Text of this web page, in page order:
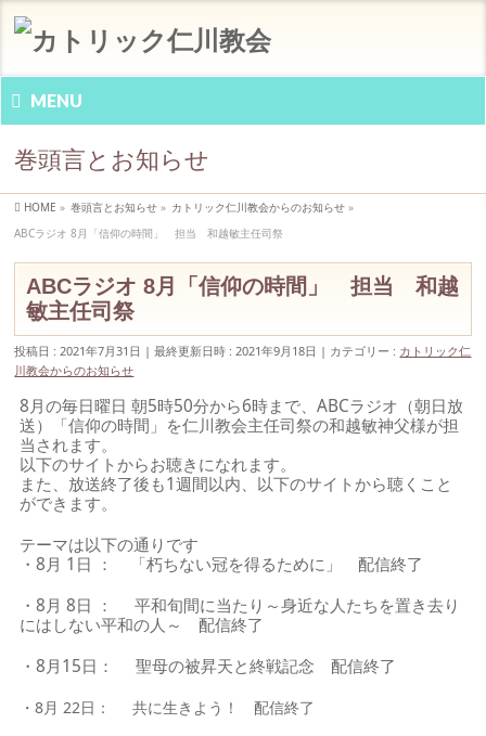
MENU
巻頭言とお知らせ
HOME » 巻頭言とお知らせ » カトリック仁川教会からのお知らせ »
ABCラジオ 8月「信仰の時間」 担当 和越敏主任司祭
ABCラジオ 8月「信仰の時間」 担当 和越
敏主任司祭
投稿日 : 2021年7月31日 最終更新日時 : 2021年9月18日 カテゴリー : カトリック仁
川教会からのお知らせ
8月の毎日曜日 朝5時50分から6時まで、ABCラジオ（朝日放
送）「信仰の時間」を仁川教会主任司祭の和越敏神父様が担
当されます。
以下のサイトからお聴きになれます。
また、放送終了後も1週間以内、以下のサイトから聴くこと
ができます。
テーマは以下の通りです
・8月 1日 ： 「朽ちない冠を得るために」 配信終了
・8月 8日 ： 平和旬間に当たり～身近な人たちを置き去り
にはしない平和の人～ 配信終了
・8月15日： 聖母の被昇天と終戦記念 配信終了
・8月 22日： 共に生きよう！ 配信終了